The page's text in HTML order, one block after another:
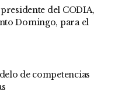
del CODIA,
Domingo, para el
de competencias